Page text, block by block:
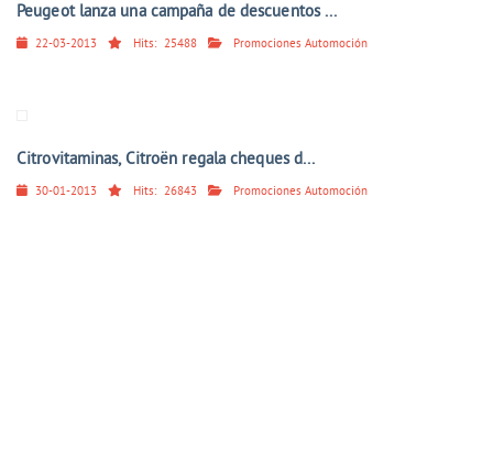
Peugeot lanza una campaña de descuentos ...
22-03-2013 Hits: 25488 Promociones Automoción
Citrovitaminas, Citroën regala cheques d...
30-01-2013 Hits: 26843 Promociones Automoción